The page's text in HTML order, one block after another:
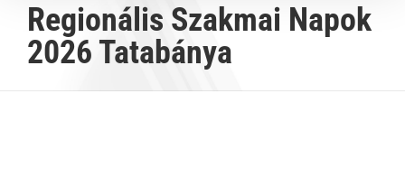
Regionális Szakmai Napok
2026 Tatabánya